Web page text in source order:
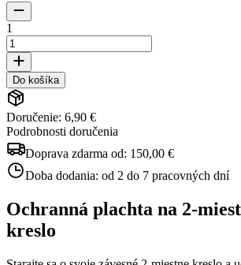
1
Do košíka
Doručenie: 6,90 €
Podrobnosti doručenia
Doprava zdarma od: 150,00 €
Doba dodania: od 2 do 7 pracovných dní
Ochranná plachta na 2-
kreslo